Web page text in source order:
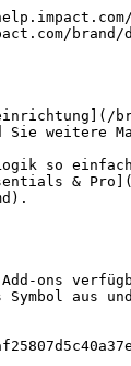
Sie weitere
so
&
ons
aus